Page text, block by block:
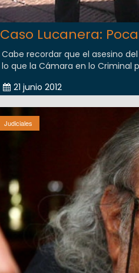
Caso Lucanera:
Cabe recordar que el asesino
lo que la Cámara en lo Criminal
21 junio 2012
Judiciales